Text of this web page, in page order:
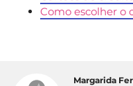
Como escolher o
Margarida